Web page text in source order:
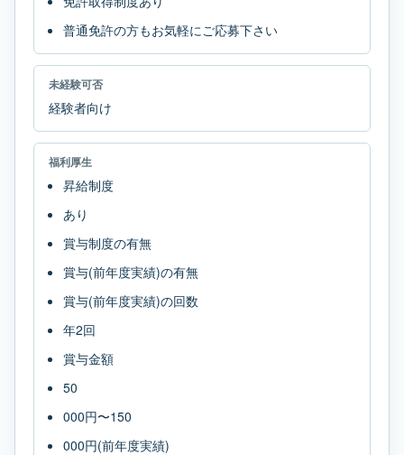
普通免許の方もお気軽にご応募下さい
未経験可否
経験者向け
福利厚生
昇給制度
あり
賞与制度の有無
賞与(前年度実績)の有無
賞与(前年度実績)の回数
年2回
賞与金額
50
000円〜150
000円(前年度実績)